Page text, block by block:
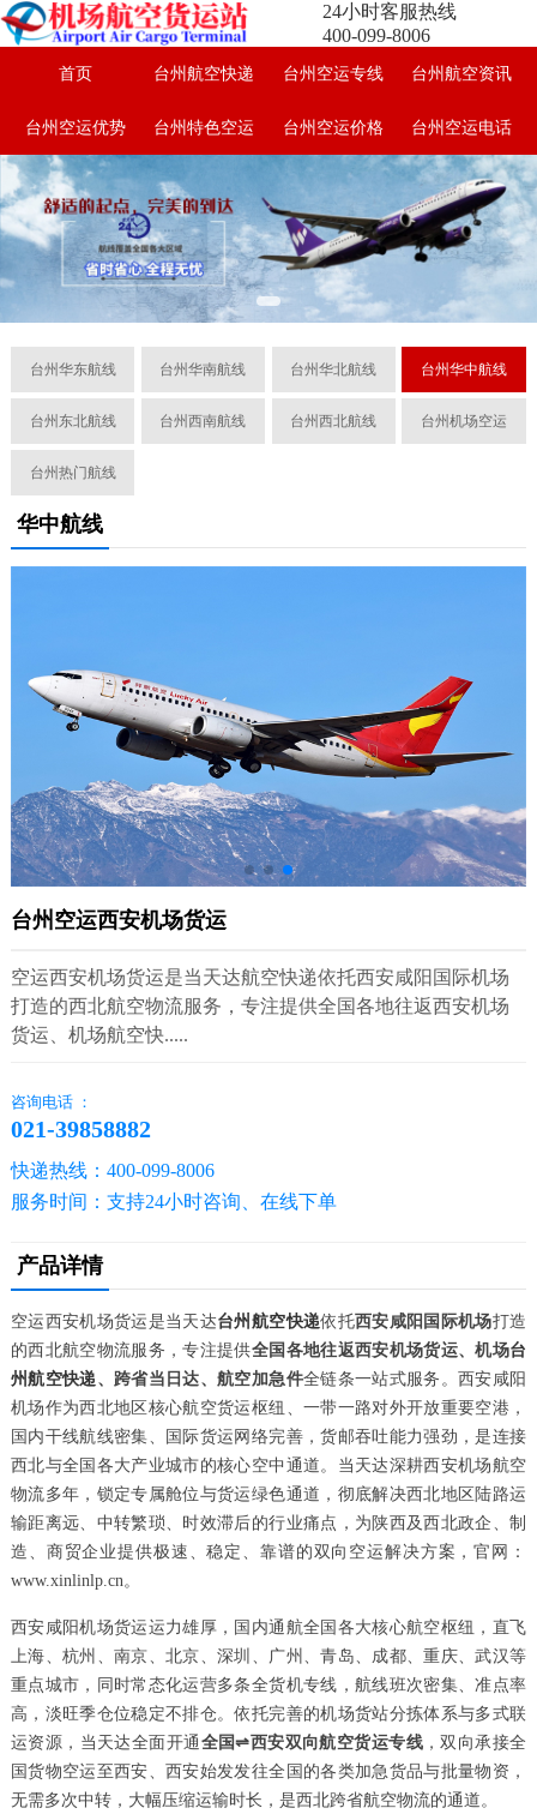
24小时客服热线
400-099-8006
首页 台州航空快递 台州空运专线 台州航空资讯
台州空运优势 台州特色空运 台州空运价格 台州空运电话
台州华东航线 台州华南航线 台州华北航线 台州华中航线
台州东北航线 台州西南航线 台州西北航线 台州机场空运
台州热门航线
华中航线
台州空运西安机场货运
空运西安机场货运是当天达航空快递依托西安咸阳国际机场
打造的西北航空物流服务，专注提供全国各地往返西安机场
货运、机场航空快.....
咨询电话 ：
021-39858882
快递热线：400-099-8006
服务时间：支持24小时咨询、在线下单
产品详情
空运西安机场货运是当天达台州航空快递依托西安咸阳国际机场打造
的西北航空物流服务，专注提供全国各地往返西安机场货运、机场台
州航空快递 、跨省当日达、航空加急件全链条一站式服务。西安咸阳
机场作为西北地区核心航空货运枢纽、一带一路对外开放重要空港，
国内干线航线密集、国际货运网络完善，货邮吞吐能力强劲，是连接
西北与全国各大产业城市的核心空中通道。当天达深耕西安机场航空
物流多年，锁定专属舱位与货运绿色通道，彻底解决西北地区陆路运
输距离远、中转繁琐、时效滞后的行业痛点，为陕西及西北政企、制
造、商贸企业提供极速、稳定、靠谱的双向空运解决方案，官网：
www.xinlinlp.cn。
西安咸阳机场货运运力雄厚，国内通航全国各大核心航空枢纽，直飞
上海、杭州、南京、北京、深圳、广州、青岛、成都、重庆、武汉等
重点城市，同时常态化运营多条全货机专线，航线班次密集、准点率
高，淡旺季仓位稳定不排仓。依托完善的机场货站分拣体系与多式联
运资源，当天达全面开通 全国⇌西安双向航空货运专线，双向承接全
国货物空运至西安、西安始发发往全国的各类加急货品与批量物资，
无需多次中转，大幅压缩运输时长，是西北跨省航空物流的通道。